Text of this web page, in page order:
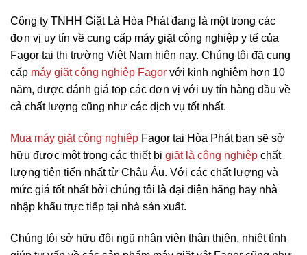
Công ty TNHH Giặt Là Hòa Phát đang là một trong các
đơn vị uy tín về cung cấp máy giặt công nghiệp y tế của
Fagor tại thị trường Việt Nam hiện nay. Chúng tôi đã cung
cấp máy giặt công nghiệp Fagor với kinh nghiệm hơn 10
năm, được đánh giá top các đơn vị với uy tín hàng đầu về
cả chất lượng cũng như các dịch vụ tốt nhất.
Mua máy giặt công nghiệp Fagor tại Hòa Phát bạn sẽ sở
hữu được một trong các thiết bị giặt là công nghiệp chất
lượng tiên tiến nhất từ Châu Âu. Với các chất lượng và
mức giá tốt nhất bởi chúng tôi là đại diện hãng hay nhà
nhập khẩu trực tiếp tại nhà sản xuất.
Chúng tôi sở hữu đội ngũ nhân viên thân thiện, nhiệt tình